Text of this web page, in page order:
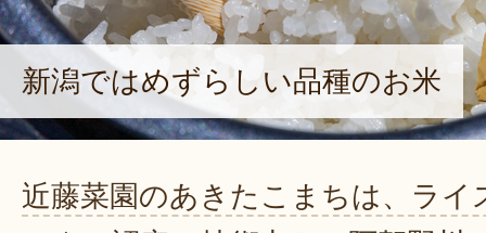
新潟ではめずらしい品種のお米
近藤菜園のあきたこまちは、ライ